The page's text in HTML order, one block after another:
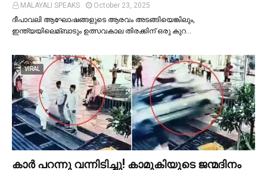
MALAYALI SPEAKS
October 23, 2025
ദീപാവലി ആഘോഷങ്ങളുടെ ആരവം അടങ്ങിയെങ്കിലും,
ഇന്ത്യയിലെമ്ബാടും ഉത്സവകാല തിരക്കിന് ഒരു കുറ…
VIRAL
കാര്‍ പറന്നു വന്നിടിച്ചു! കാമുകിയുടെ ജന്മദിനം